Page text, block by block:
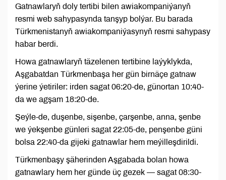
Gatnawlaryň doly tertibi bilen awiakompaniýanyň
resmi web sahypasynda tanşyp bolýar. Bu barada
Türkmenistanyň awiakompaniýasynyň resmi sahypasy
habar berdi.
Howa gatnawlaryň täzelenen tertibine laýyklykda,
Aşgabatdan Türkmenbaşa her gün birnäçe gatnaw
ýerine ýetiriler: irden sagat 06:20-de, günortan 10:40-
da we agşam 18:20-de.
Şeýle-de, duşenbe, sişenbe, çarşenbe, anna, şenbe
we ýekşenbe günleri sagat 22:05-de, penşenbe güni
bolsa 22:40-da gijeki gatnawlar hem meýilleşdirildi.
Türkmenbaşy şäherinden Aşgabada bolan howa
gatnawlary hem her günde üç gezek — sagat 08:30-